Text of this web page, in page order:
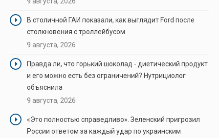
В столичной ГАИ показали, как выглядит Ford после
столкновения с троллейбусом
9 августа, 2026
Правда ли, что горький шоколад - диетический продукт
и его можно есть без ограничений? Нутрициолог
объяснила
9 августа, 2026
«Это полностью справедливо». Зеленский пригрозил
России ответом за каждый удар по украинским